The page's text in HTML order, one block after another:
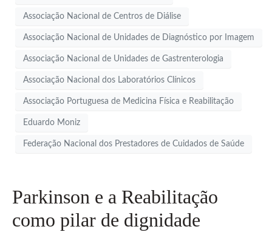
Associação Nacional de Centros de Diálise
Associação Nacional de Unidades de Diagnóstico por Imagem
Associação Nacional de Unidades de Gastrenterologia
Associação Nacional dos Laboratórios Clínicos
Associação Portuguesa de Medicina Física e Reabilitação
Eduardo Moniz
Federação Nacional dos Prestadores de Cuidados de Saúde
Parkinson e a Reabilitação
como pilar de dignidade